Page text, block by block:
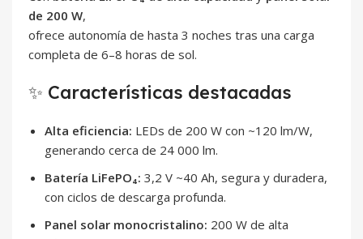
de 200 W,
ofrece autonomía de hasta 3 noches tras una carga
completa de 6–8 horas de sol.
✨ Características destacadas
Alta eficiencia: LEDs de 200 W con ~120 lm/W,
generando cerca de 24 000 lm.
Batería LiFePO₄: 3,2 V ~40 Ah, segura y duradera,
con ciclos de descarga profunda.
Panel solar monocristalino: 200 W de alta